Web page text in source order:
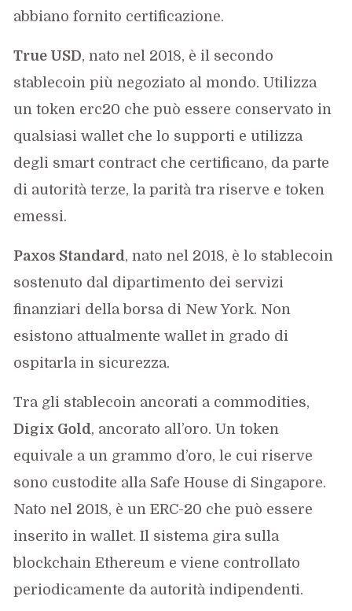
abbiano fornito certificazione.
True USD, nato nel 2018, è il secondo
stablecoin più negoziato al mondo. Utilizza
un token erc20 che può essere conservato in
qualsiasi wallet che lo supporti e utilizza
degli smart contract che certificano, da parte
di autorità terze, la parità tra riserve e token
emessi.
Paxos Standard, nato nel 2018, è lo stablecoin
sostenuto dal dipartimento dei servizi
finanziari della borsa di New York. Non
esistono attualmente wallet in grado di
ospitarla in sicurezza.
Tra gli stablecoin ancorati a commodities,
Digix Gold, ancorato all’oro. Un token
equivale a un grammo d’oro, le cui riserve
sono custodite alla Safe House di Singapore.
Nato nel 2018, è un ERC-20 che può essere
inserito in wallet. Il sistema gira sulla
blockchain Ethereum e viene controllato
periodicamente da autorità indipendenti.